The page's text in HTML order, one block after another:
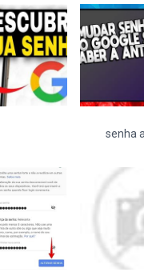
senha